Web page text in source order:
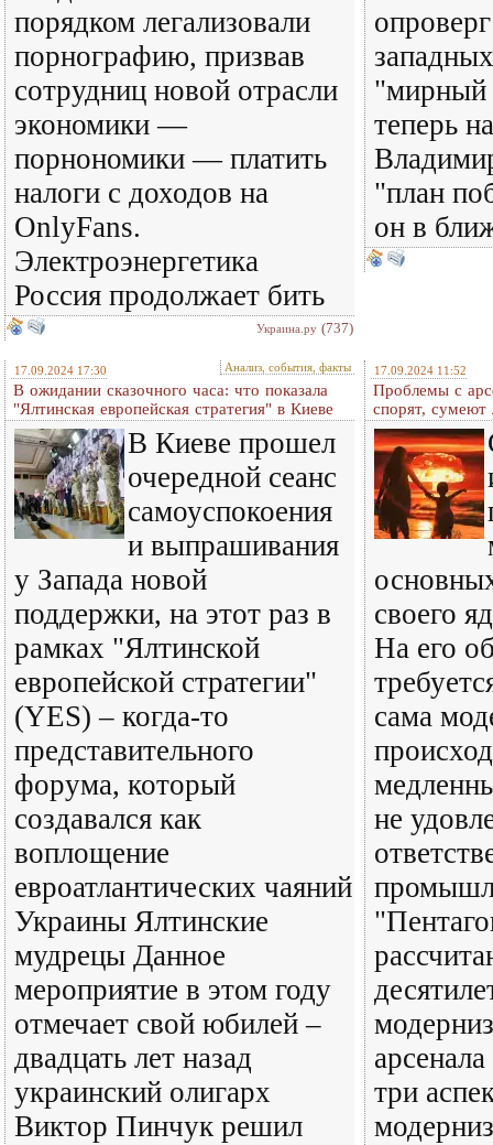
порядком легализовали
порнографию, призвав
сотрудниц новой отрасли
экономики —
порнономики — платить
налоги с доходов на
OnlyFans.
Электроэнергетика
Россия продолжает бить
Украина.ру (737)
"мирный
теперь
"план
он в
17.09.2024 17:30 Анализ, события, факты
В ожидании сказочного часа: что показала
"Ялтинская европейская стратегия" в Киеве
В Киеве прошел
очередной сеанс
самоуспокоения
и выпрашивания
у Запада новой
поддержки, на этот раз в
рамках "Ялтинской
европейской стратегии"
(YES) – когда-то
представительного
форума, который
создавался как
воплощение
евроатлантических чаяний
Украины Ялтинские
мудрецы Данное
мероприятие в этом году
отмечает свой юбилей –
двадцать лет назад
украинский олигарх
Виктор Пинчук решил
17.09.2024 11:52
Проблемы с
спорят,
своего
На его
сама
не
три